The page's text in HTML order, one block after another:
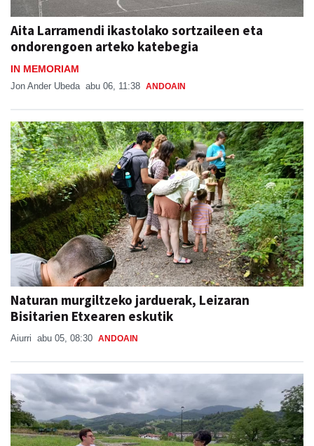
Aita Larramendi ikastolako sortzaileen eta
ondorengoen arteko katebegia
IN MEMORIAM
Jon Ander Ubeda abu 06, 11:38 ANDOAIN
Naturan murgiltzeko jarduerak, Leizaran
Bisitarien Etxearen eskutik
Aiurri abu 05, 08:30 ANDOAIN